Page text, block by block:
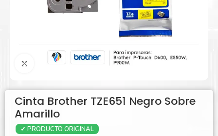
Agrandar
Cinta Brother TZE651 Negro Sobre
Amarillo
✓ PRODUCTO ORIGINAL